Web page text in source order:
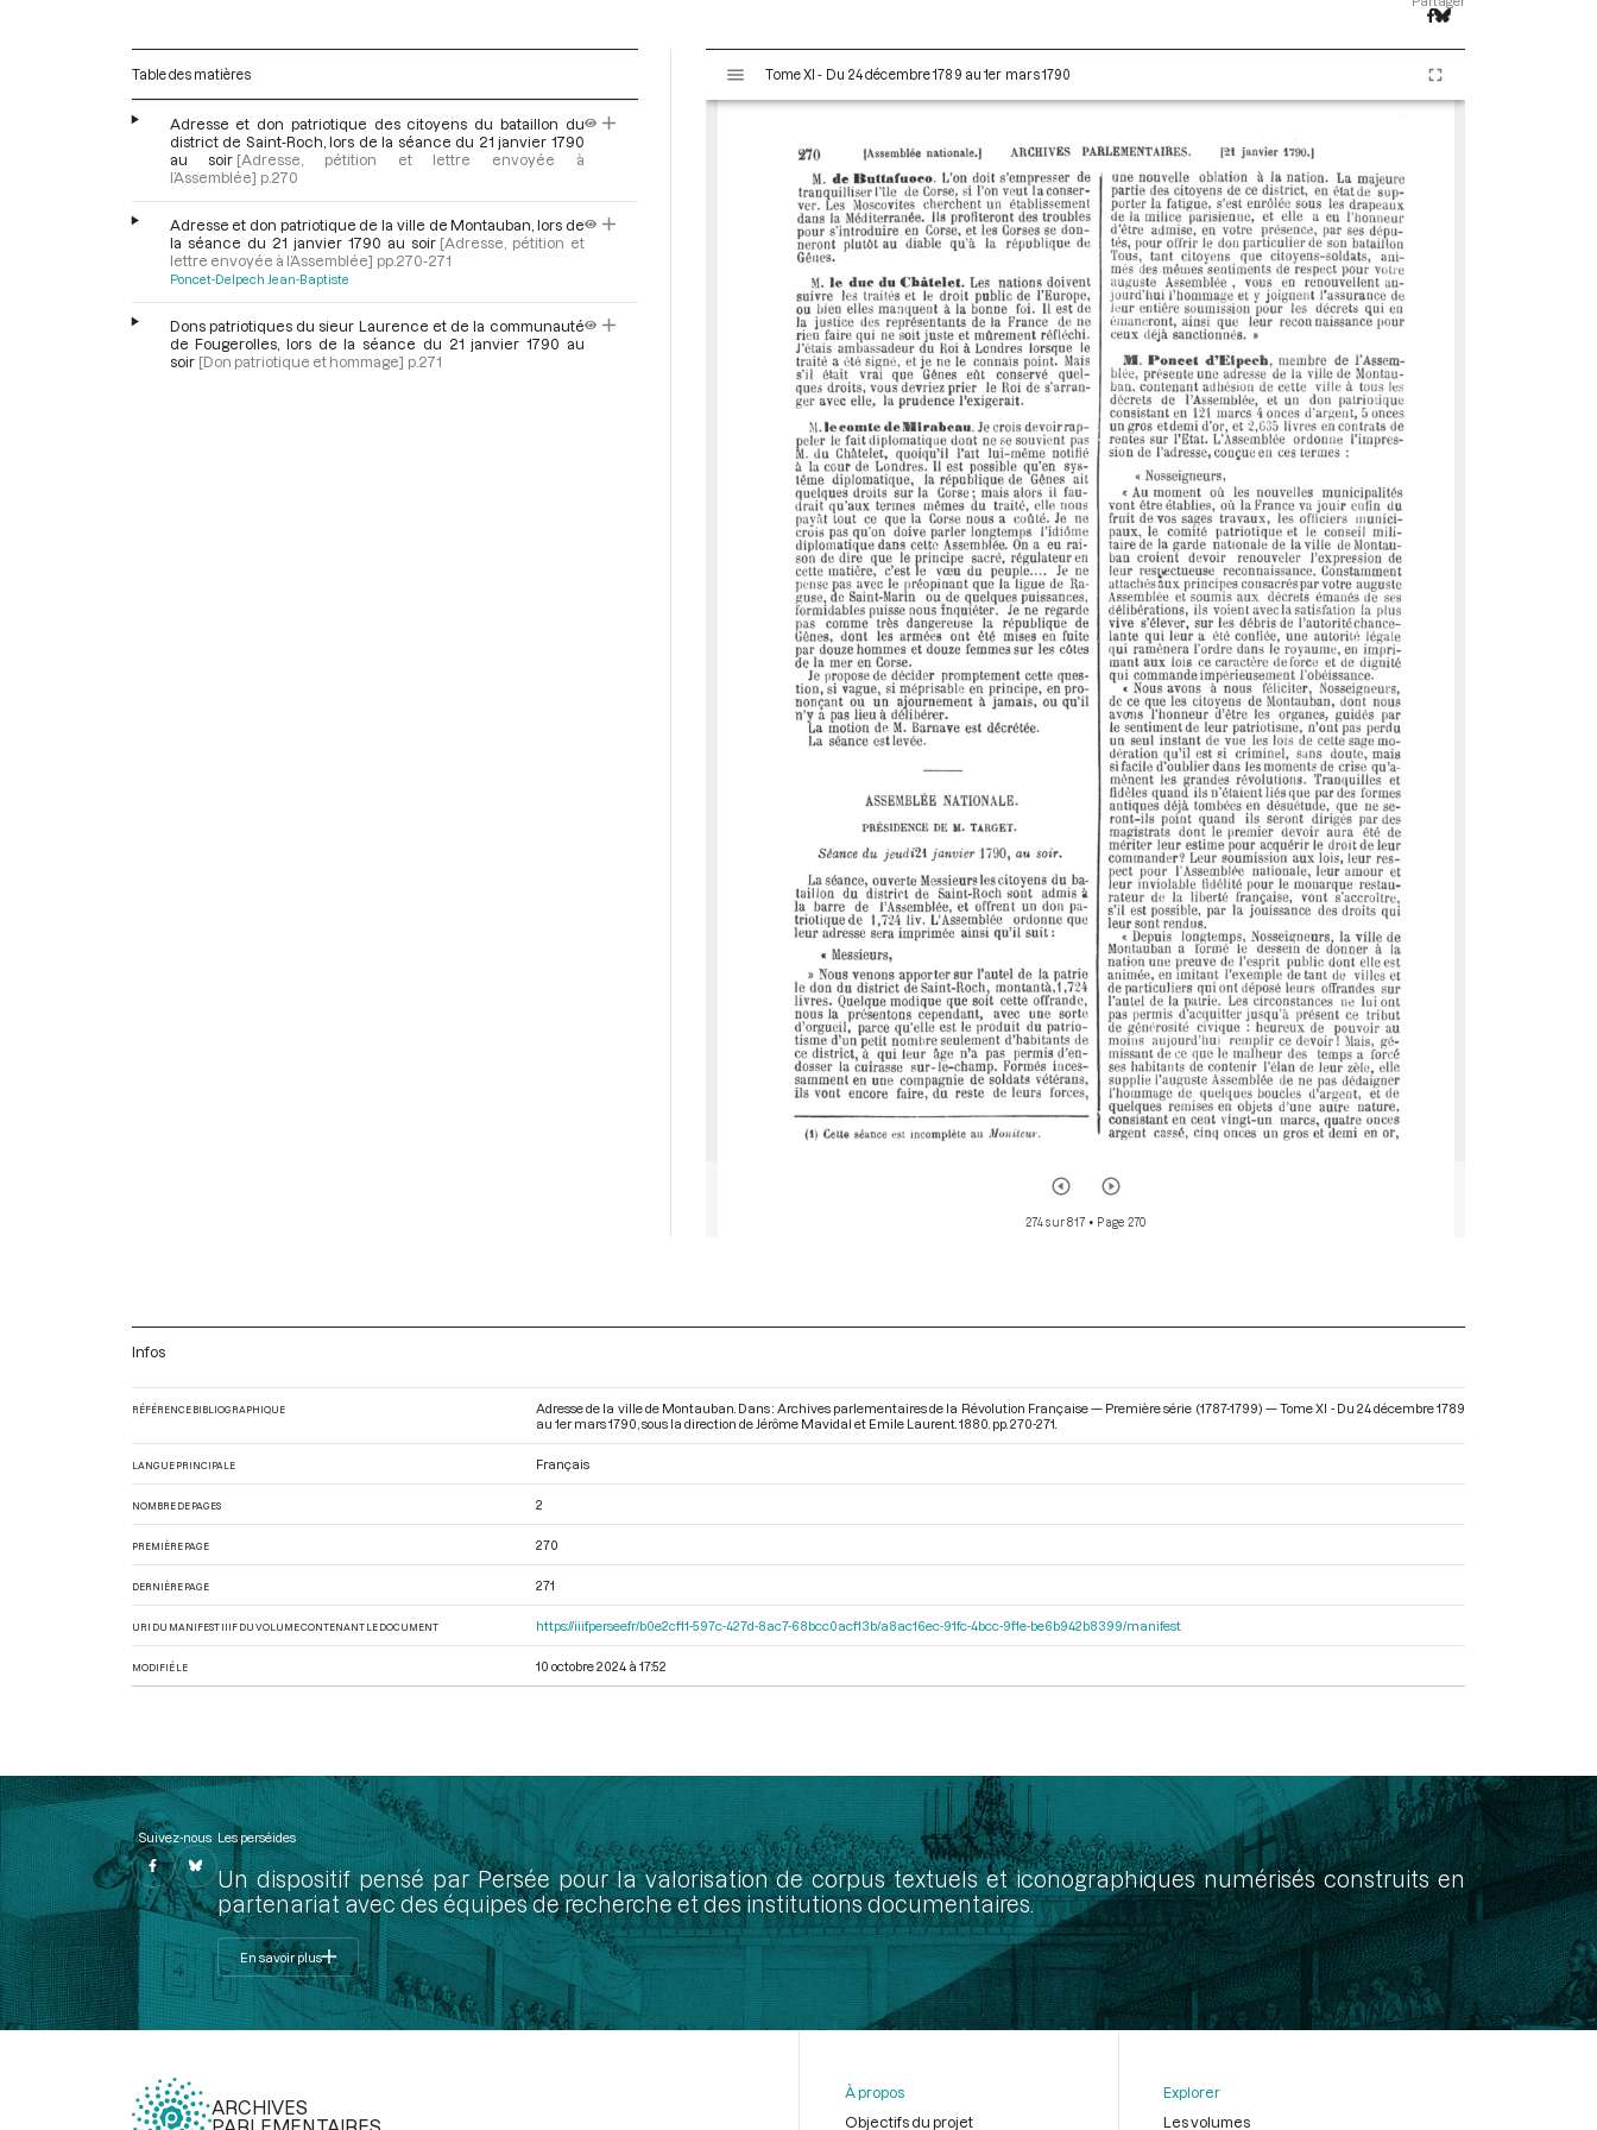
Table des matières
Adresse et don patriotique des citoyens du bataillon du
district de Saint-Roch, lors de la séance du 21 janvier 1790
au soir [Adresse, pétition et lettre envoyée à
l’Assemblée] p.270
Adresse et don patriotique de la ville de Montauban, lors de
la séance du 21 janvier 1790 au soir [Adresse, pétition et
lettre envoyée à l’Assemblée] pp.270-271
Poncet-Delpech Jean-Baptiste
Dons patriotiques du sieur Laurence et de la communauté
de Fougerolles, lors de la séance du 21 janvier 1790 au
soir [Don patriotique et hommage] p.271
s
Tome XI - Du 24 décembre 1789 au 1er mars 1790
274 sur 817 • Page 270
Infos
RÉFÉRENCE BIBLIOGRAPHIQUE
Adresse de la ville de Montauban. Dans : Archives parlementaires de la Révolution Française — Première série (1787-1799) — Tome XI - Du 24 décembre 1789
au 1er mars 1790 , sous la direction de Jérôme Mavidal et Emile Laurent. 1880. pp. 270-271.
LANGUE PRINCIPALE Français
NOMBRE DE PAGES 2
PREMIÈRE PAGE 270
DERNIÈRE PAGE 271
URI DU MANIFEST IIIF DU VOLUME CONTENANT LE DOCUMENT https://iiif.persee.fr/b0e2cf11-597c-427d-8ac7-68bcc0acf13b/a8ac16ec-91fc-4bcc-9f1e-be6b942b8399/manifest
MODIFIÉ LE 10 octobre 2024 à 17:52
Suivez-nous Les perséides
Un dispositif pensé par Persée pour la valorisation de corpus textuels et iconographiques numérisés construits en
partenariat avec des équipes de recherche et des institutions documentaires.
En savoir plus
ARCHIVES
À propos
Objectifs du projet
Explorer
Les volumes